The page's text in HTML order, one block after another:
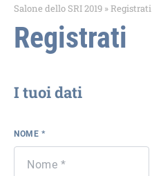
Salone dello SRI 2019 »Registrati
Registrati
I tuoi dati
NOME *